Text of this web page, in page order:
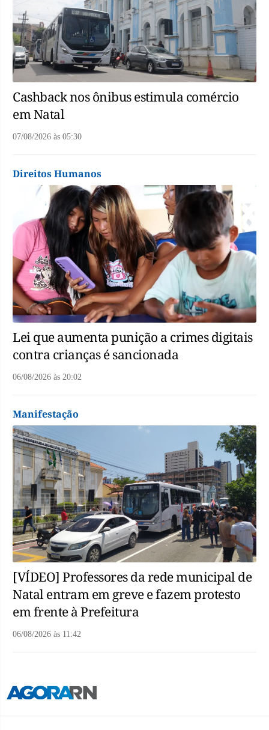
Cashback nos ônibus estimula comércio
em Natal
07/08/2026 às 05:30
Direitos Humanos
Lei que aumenta punição a crimes digitais
contra crianças é sancionada
06/08/2026 às 20:02
Manifestação
[VÍDEO] Professores da rede municipal de
Natal entram em greve e fazem protesto
em frente à Prefeitura
06/08/2026 às 11:42